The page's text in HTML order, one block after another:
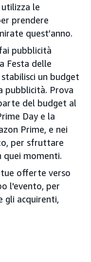
le
prendere
quest’anno.
pubblicità
Festa delle
un budget
pubblicità. Prova
del budget al
Day e la
Prime, e nei
per sfruttare
momenti.
tue offerte verso
l'evento, per
gli acquirenti,